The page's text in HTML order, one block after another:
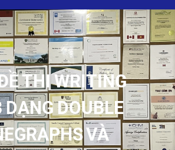
THI WRITING
DOUBLE
VÀ